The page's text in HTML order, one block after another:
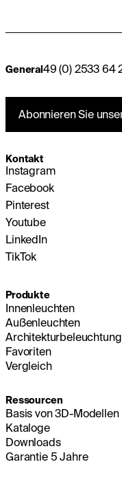
General49 (0) 2533 64
Abonnieren Sie
Kontakt
Instagram
Facebook
Pinterest
Youtube
LinkedIn
TikTok
Produkte
Innenleuchten
Außenleuchten
Architekturbeleuchtung
Favoriten
Vergleich
Ressourcen
Basis von 3D-Modellen
Kataloge
Downloads
Garantie 5 Jahre